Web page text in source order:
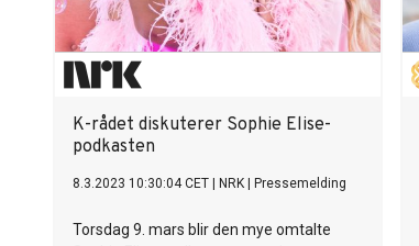
K-rådet diskuterer Sophie Elise-
podkasten
8.3.2023 10:30:04 CET NRK Pressemelding
Torsdag 9. mars blir den mye omtalte